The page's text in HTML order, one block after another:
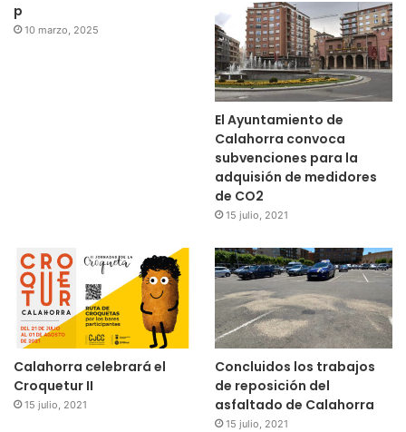
p
10 marzo, 2025
El Ayuntamiento de
Calahorra convoca
subvenciones para la
adquisión de medidores
de CO2
15 julio, 2021
Calahorra celebrará el
Croquetur II
15 julio, 2021
Concluidos los trabajos
de reposición del
asfaltado de Calahorra
15 julio, 2021